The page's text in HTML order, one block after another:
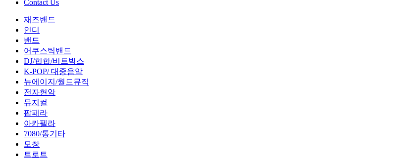
Contact Us
재즈밴드
인디
밴드
어쿠스틱밴드
DJ/힙합/비트박스
K-POP/ 대중음악
뉴에이지/월드뮤직
전자현악
뮤지컬
팝페라
아카펠라
7080/통기타
모창
트로트